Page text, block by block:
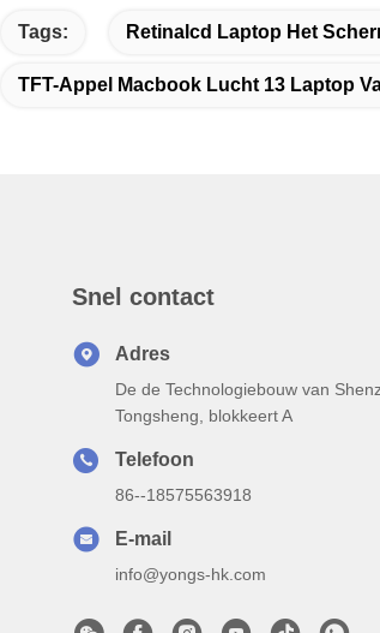
Tags: Retinalcd Laptop Het
TFT-Appel Macbook Lucht 13 Laptop
Snel contact
Adres
De de Technologiebouw van
Tongsheng, blokkeert A
Telefoon
86--18575563918
E-mail
info@yongs-hk.com